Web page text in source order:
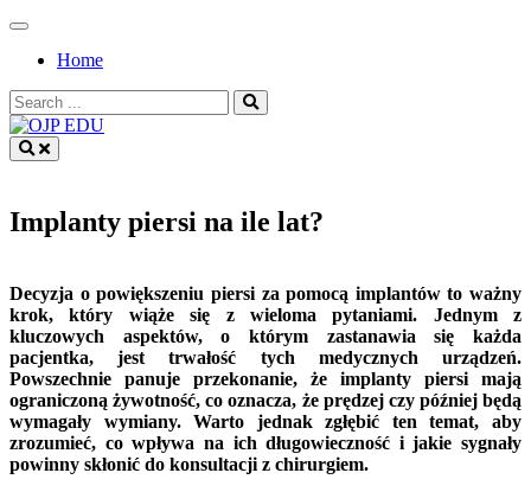
Skip
contentHome
Search
for:
Implanty piersi na ile lat?
Decyzja o powiększeniu piersi za pomocą implantów to ważny
krok, który wiąże się z wieloma pytaniami. Jednym z
kluczowych aspektów, o którym zastanawia się każda
pacjentka, jest trwałość tych medycznych urządzeń.
Powszechnie panuje przekonanie, że implanty piersi mają
ograniczoną żywotność, co oznacza, że prędzej czy później będą
wymagały wymiany. Warto jednak zgłębić ten temat, aby
zrozumieć, co wpływa na ich długowieczność i jakie sygnały
powinny skłonić do konsultacji z chirurgiem.